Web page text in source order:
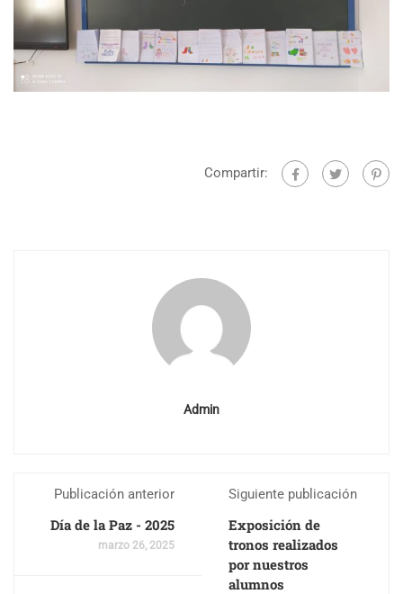
Compartir:
Admin
Publicación anterior
Día de la Paz - 2025
marzo 26, 2025
Siguiente publicación
Exposición de
tronos realizados
por nuestros
alumnos